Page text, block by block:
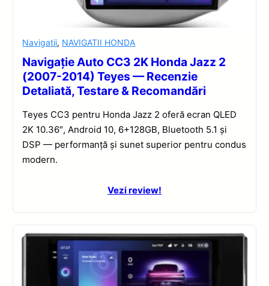
Navigatii, NAVIGATII HONDA
Navigație Auto CC3 2K Honda Jazz 2
(2007-2014) Teyes — Recenzie
Detaliată, Testare & Recomandări
Teyes CC3 pentru Honda Jazz 2 oferă ecran QLED
2K 10.36″, Android 10, 6+128GB, Bluetooth 5.1 și
DSP — performanță și sunet superior pentru condus
modern.
Vezi review!